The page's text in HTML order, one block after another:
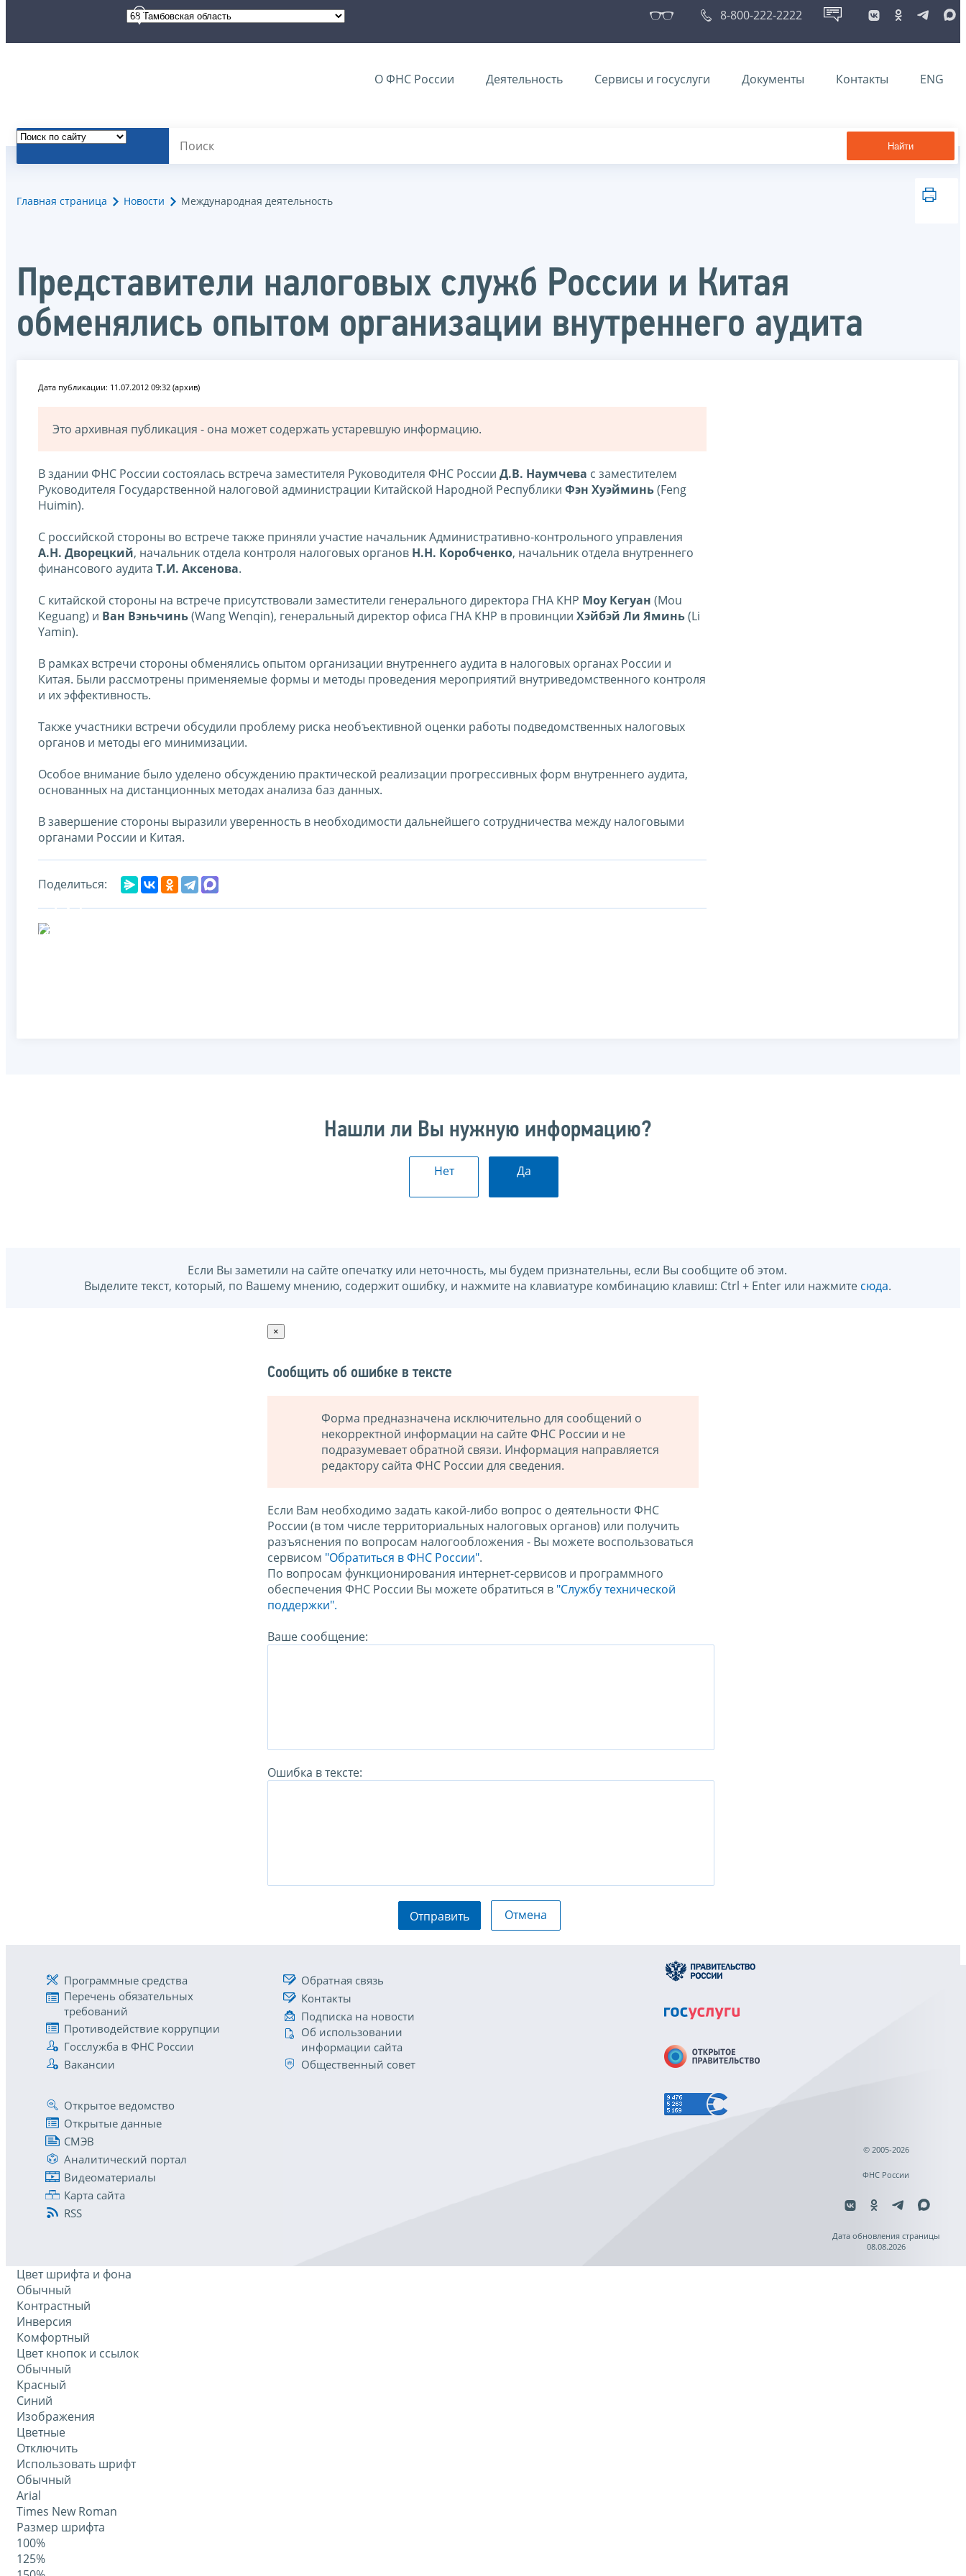
8-800-222-2222
О ФНС России Деятельность Сервисы и госуслуги Документы Контакты ENG
Найти
Главная страница Новости Международная деятельность
Представители налоговых служб России и Китая
обменялись опытом организации внутреннего аудита
Дата публикации: 11.07.2012 09:32 (архив)
Это архивная публикация - она может содержать устаревшую информацию.
В здании ФНС России состоялась встреча заместителя Руководителя ФНС России Д.В. Наумчева с заместителем
Руководителя Государственной налоговой администрации Китайской Народной Республики Фэн Хуэйминь(Feng
Huimin).
С российской стороны во встрече также приняли участие начальник Административно-контрольного управления
А.Н. Дворецкий, начальник отдела контроля налоговых органов Н.Н. Коробченко, начальник отдела внутреннего
финансового аудита Т.И. Аксенова.
С китайской стороны на встрече присутствовали заместители генерального директора ГНА КНР Моу Кегуан (Mou
Keguang) и Ван Вэньчинь(Wang Wenqin), генеральный директор офиса ГНА КНР в провинции Хэйбэй Ли Яминь(Li
Yamin).
В рамках встречи стороны обменялись опытом организации внутреннего аудита в налоговых органах России и
Китая. Были рассмотрены применяемые формы и методы проведения мероприятий внутриведомственного контроля
и их эффективность.
Также участники встречи обсудили проблему риска необъективной оценки работы подведомственных налоговых
органов и методы его минимизации.
Особое внимание было уделено обсуждению практической реализации прогрессивных форм внутреннего аудита,
основанных на дистанционных методах анализа баз данных.
В завершение стороны выразили уверенность в необходимости дальнейшего сотрудничества между налоговыми
органами России и Китая.
Поделиться:
Нашли ли Вы нужную информацию?
Нет Да
Если Вы заметили на сайте опечатку или неточность, мы будем признательны, если Вы сообщите об этом.
Выделите текст, который, по Вашему мнению, содержит ошибку, и нажмите на клавиатуре комбинацию клавиш: Ctrl + Enter или нажмите сюда.
×
Сообщить об ошибке в тексте
Форма предназначена исключительно для сообщений о
некорректной информации на сайте ФНС России и не
подразумевает обратной связи. Информация направляется
редактору сайта ФНС России для сведения.
Если Вам необходимо задать какой-либо вопрос о деятельности ФНС
России (в том числе территориальных налоговых органов) или получить
разъяснения по вопросам налогообложения - Вы можете воспользоваться
сервисом "Обратиться в ФНС России".
По вопросам функционирования интернет-сервисов и программного
обеспечения ФНС России Вы можете обратиться в "Службу технической
поддержки".
Ваше сообщение:
Ошибка в тексте:
Отправить Отмена
Программные средства
Перечень обязательных
требований
Противодействие коррупции
Госслужба в ФНС России
Вакансии
Обратная связь
Контакты
Подписка на новости
Об использовании
информации сайта
Общественный совет
Открытое ведомство
Открытые данные
СМЭВ
Аналитический портал
Видеоматериалы
Карта сайта
RSS
© 2005-2026
ФНС России
Дата обновления страницы
08.08.2026
Цвет шрифта и фона
Обычный
Контрастный
Инверсия
Комфортный
Цвет кнопок и ссылок
Обычный
Красный
Синий
Изображения
Цветные
Отключить
Использовать шрифт
Обычный
Arial
Times New Roman
Размер шрифта
100%
125%